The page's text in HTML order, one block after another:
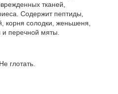
тканей,
Содержит пептиды,
корня солодки, женьшеня,
и перечной мяты.
глотать.